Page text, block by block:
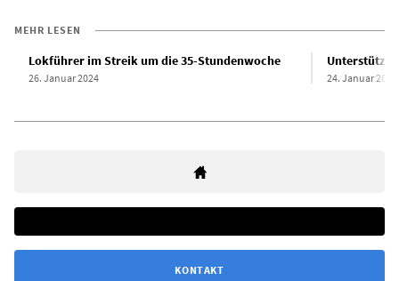
MEHR LESEN
Lokführer im Streik um die 35-Stundenwoche
26. Januar 2024
Unterstützt
24. Januar 2024
KONTAKT